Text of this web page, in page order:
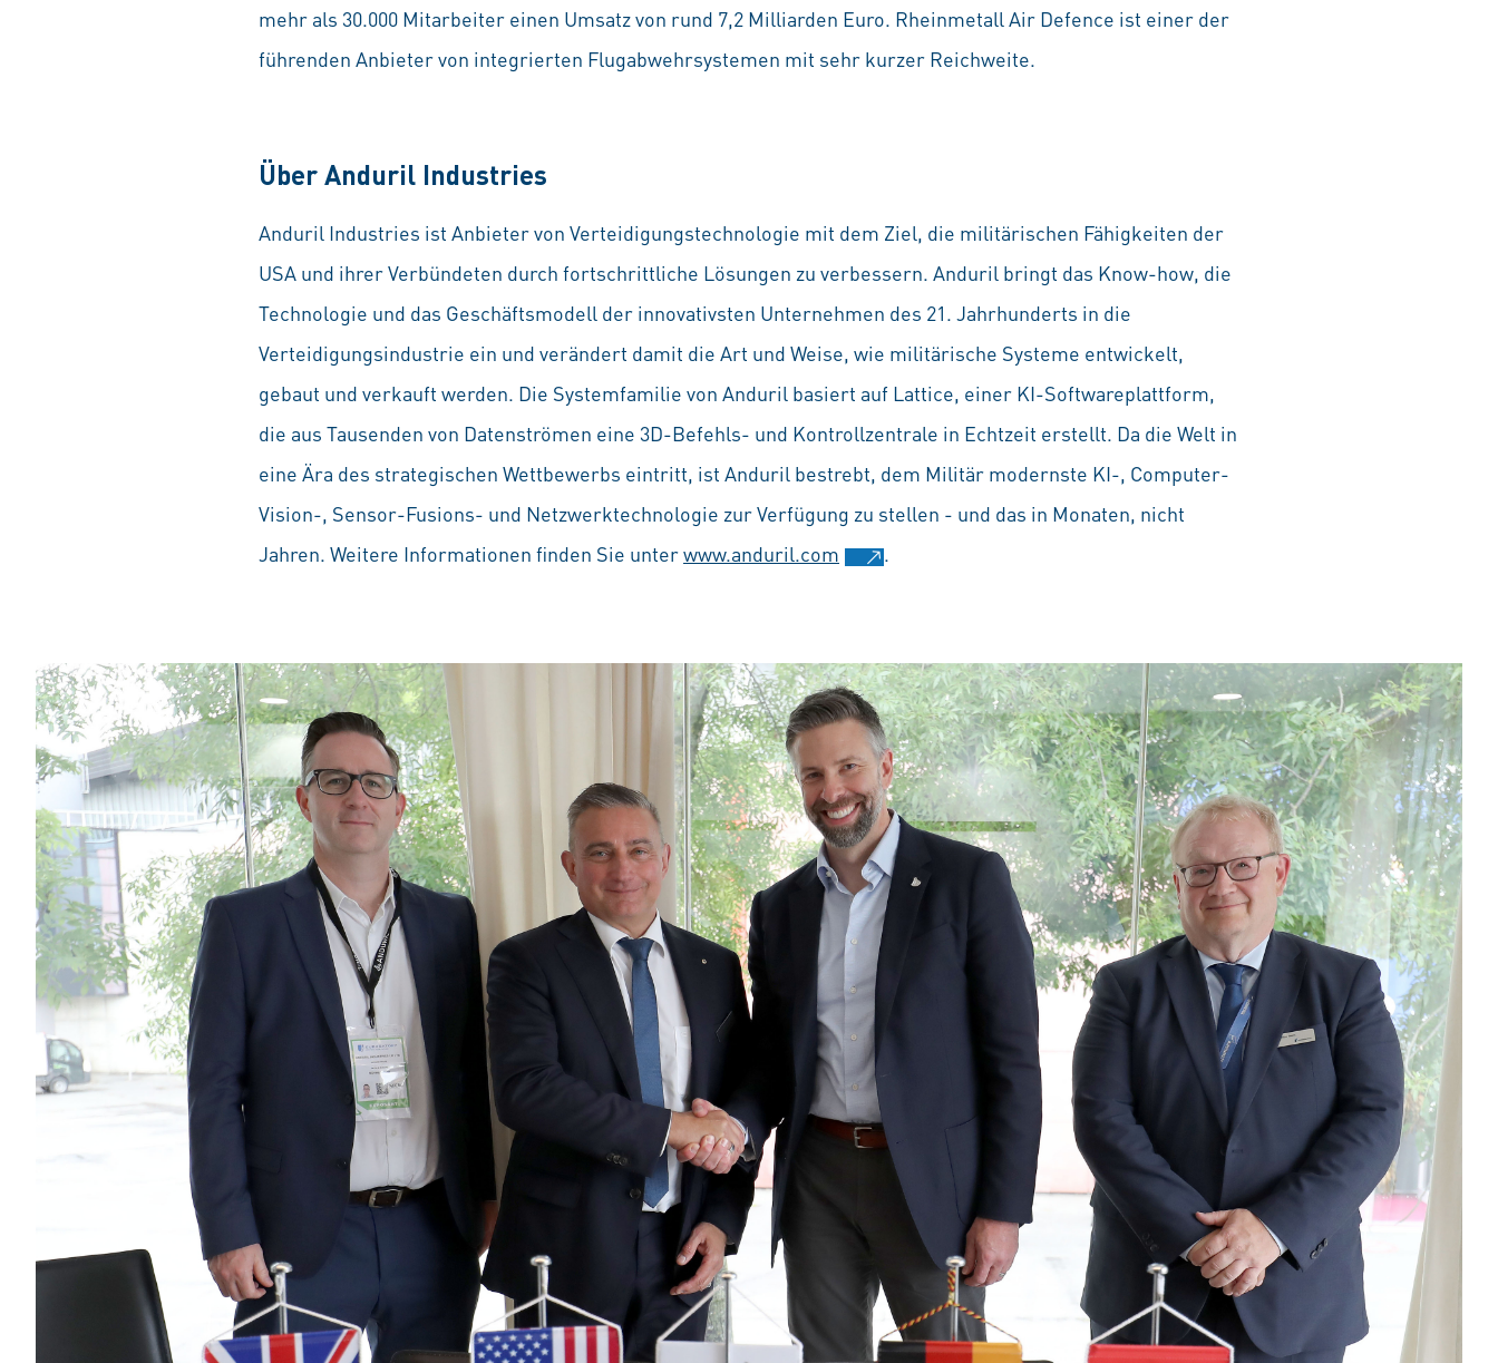
mehr als 30.000 Mitarbeiter einen Umsatz von rund 7,2 Milliarden Euro. Rheinmetall Air Defence ist einer der
führenden Anbieter von integrierten Flugabwehrsystemen mit sehr kurzer Reichweite.
Über Anduril Industries
Anduril Industries ist Anbieter von Verteidigungstechnologie mit dem Ziel, die militärischen Fähigkeiten der
USA und ihrer Verbündeten durch fortschrittliche Lösungen zu verbessern. Anduril bringt das Know-how, die
Technologie und das Geschäftsmodell der innovativsten Unternehmen des 21. Jahrhunderts in die
Verteidigungsindustrie ein und verändert damit die Art und Weise, wie militärische Systeme entwickelt,
gebaut und verkauft werden. Die Systemfamilie von Anduril basiert auf Lattice, einer KI-Softwareplattform,
die aus Tausenden von Datenströmen eine 3D-Befehls- und Kontrollzentrale in Echtzeit erstellt. Da die Welt in
eine Ära des strategischen Wettbewerbs eintritt, ist Anduril bestrebt, dem Militär modernste KI-, Computer-
Vision-, Sensor-Fusions- und Netzwerktechnologie zur Verfügung zu stellen - und das in Monaten, nicht
Jahren. Weitere Informationen finden Sie unterwww.anduril.com .